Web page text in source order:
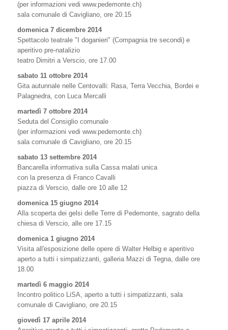
(per informazioni vedi www.pedemonte.ch)
sala comunale di Cavigliano, ore 20.15
domenica 7 dicembre 2014
Spettacolo teatrale "I doganieri" (Compagnia tre secondi) e
aperitivo pre-natalizio
teatro Dimitri a Verscio, ore 17.00
sabato 11 ottobre 2014
Gita autunnale nelle Centovalli: Rasa, Terra Vecchia, Bordei e
Palagnedra, con Luca Mercalli
martedì 7 ottobre 2014
Seduta del Consiglio comunale
(per informazioni vedi www.pedemonte.ch)
sala comunale di Cavigliano, ore 20.15
sabato 13 settembre 2014
Bancarella informativa sulla Cassa malati unica
con la presenza di Franco Cavalli
piazza di Verscio, dalle ore 10 alle 12
domenica 15 giugno 2014
Alla scoperta dei gelsi delle Terre di Pedemonte, sagrato della
chiesa di Verscio, alle ore 17.15
domenica 1 giugno 2014
Visita all'esposizione delle opere di Walter Helbig e aperitivo
aperto a tutti i simpatizzanti, galleria Mazzi di Tegna, dalle ore
18.00
martedì 6 maggio 2014
Incontro politico LiSA, aperto a tutti i simpatizzanti, sala
comunale di Cavigliano, ore 20.15
giovedì 17 aprile 2014